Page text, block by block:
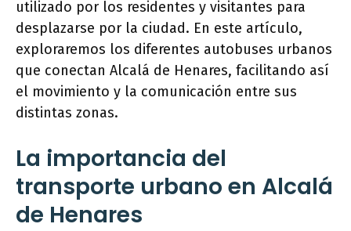
utilizado por los residentes y visitantes para
desplazarse por la ciudad. En este artículo,
exploraremos los diferentes autobuses urbanos
que conectan Alcalá de Henares, facilitando así
el movimiento y la comunicación entre sus
distintas zonas.
La importancia del
transporte urbano en Alcalá
de Henares